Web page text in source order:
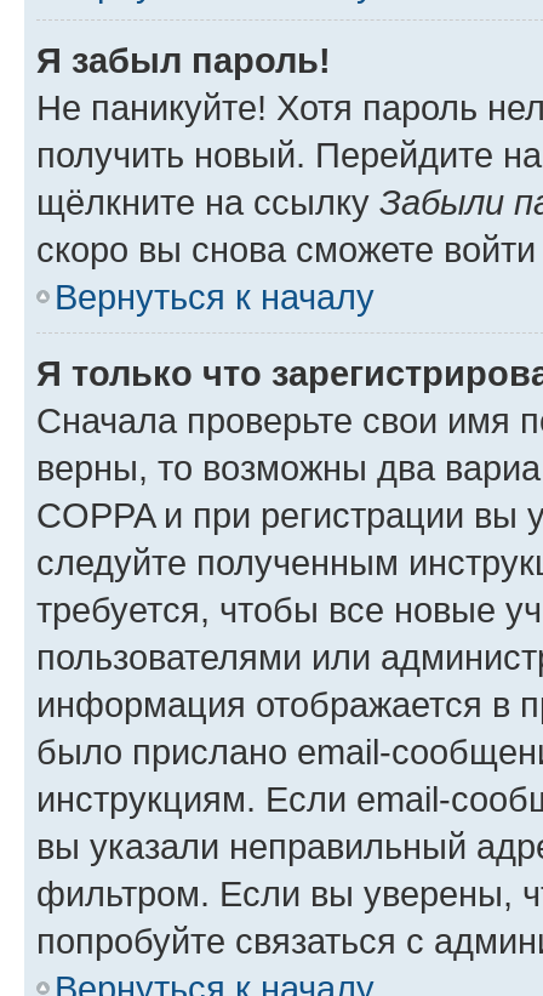
Я забыл пароль!
Не паникуйте! Хотя пароль
получить новый. Перейдите
щёлкните на ссылку Забыли
скоро вы снова сможете
Вернуться к началу
Я только что
Сначала проверьте свои имя
верны, то возможны два
COPPA и при регистрации вы
следуйте полученным
требуется, чтобы все новые
пользователями или
информация отображается в
было прислано email-
инструкциям. Если email-
вы указали неправильный
фильтром. Если вы уверены,
попробуйте связаться с
Вернуться к началу